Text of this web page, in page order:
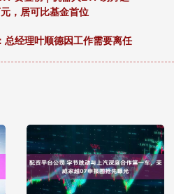
，居可比基金首位
总经理叶顺德因工作需要离任